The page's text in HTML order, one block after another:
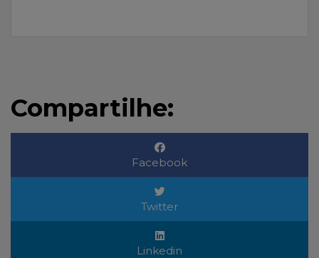
Compartilhe:
Facebook
Twitter
Linkedin